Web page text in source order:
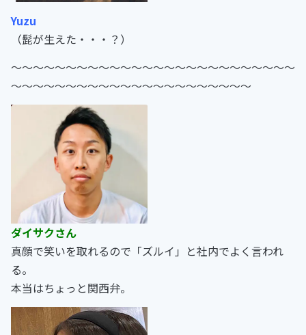
Yuzu
（髭が生えた・・・？）
〜〜〜〜〜〜〜〜〜〜〜〜〜〜〜〜〜〜〜〜〜〜〜〜〜〜
〜〜〜〜〜〜〜〜〜〜〜〜〜〜〜〜〜〜〜〜〜〜
ダイサクさん
真顔で笑いを取れるので「ズルイ」と社内でよく言われ
る。
本当はちょっと関西弁。